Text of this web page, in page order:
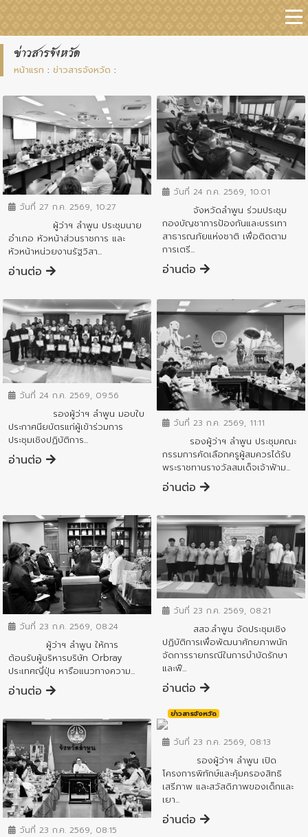
ข่าวสารจังหวัด
หน้าแรก : ข่าวสารจังหวัด :
ข่าวสารจังหวัด
วันที่ 27 ก.ค. 2569, 10:27
ผู้ว่าฯ ลำพูน ประชุมนาย
อำเภอ หัวหน้าส่วนราชการ และ
หัวหน้าหน่วยงานรัฐวิสา...
อ่านต่อ
ข่าวสารจังหวัด
วันที่ 24 ก.ค. 2569, 10:01
จังหวัดลำพูน ร่วมประชุม
กองบัญชาการป้องกันและบรรเทา
สาธารณภัยแห่งชาติ เพื่อติดตาม
การเตรี...
อ่านต่อ
ข่าวสารจังหวัด
วันที่ 24 ก.ค. 2569, 09:56
รองผู้ว่าฯ ลำพูน มอบใบ
ประกาศนียบัตรแก่ผู้เข้าร่วมการ
ประชุมเชิงปฏิบัติการ...
อ่านต่อ
ข่าวสารจังหวัด
วันที่ 23 ก.ค. 2569, 11:11
รองผู้ว่าฯ ลำพูน ประชุมคณะ
กรรมการคัดเลือกครูผู้สมควรได้รับ
พระราชทานรางวัลสมเด็จเจ้าฟ้าม...
อ่านต่อ
ข่าวสารจังหวัด
วันที่ 23 ก.ค. 2569, 08:24
ผู้ว่าฯ ลำพูน ให้การ
ต้อนรับผู้บริหารบริษัท Orbray
ประเทศญี่ปุ่น หารือแนวทางความ...
อ่านต่อ
ข่าวสารจังหวัด
วันที่ 23 ก.ค. 2569, 08:21
สสจ.ลำพูน จัดประชุมเชิง
ปฏิบัติการเพื่อพัฒนาศักยภาพนัก
จัดการรายกรณีในการบำบัดรักษา
และฟื...
อ่านต่อ
ข่าวสารจังหวัด
วันที่ 23 ก.ค. 2569, 08:15
ข่าวสารจังหวัด
วันที่ 23 ก.ค. 2569, 08:13
รองผู้ว่าฯ ลำพูน เปิด
โครงการพิทักษ์และคุ้มครองสิทธิ
เสรีภาพ และสวัสดิภาพของเด็กและ
เยา...
อ่านต่อ